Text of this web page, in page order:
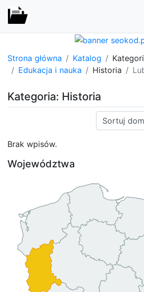
Strona główna Katalog
Edukacja i nauka
Historia
Kategoria: Historia
Sortuj:
Brak wpisów.
Województwa